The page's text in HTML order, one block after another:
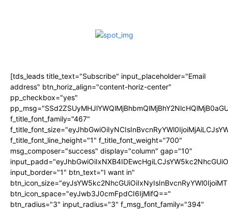
[tds_leads title_text="Subscribe" input_placeholder="Email
address" btn_horiz_align="content-horiz-center"
pp_checkbox="yes"
f_title_font_family="467"
f_title_font_line_height="1" f_title_font_weight="700"
msg_composer="success" display="column" gap="10"
input_border="1" btn_text="I want in"
btn_icon_space="eyJwb3J0cmFpdCI6IjMifQ=="
btn_radius="3" input_radius="3" f_msg_font_family="394"